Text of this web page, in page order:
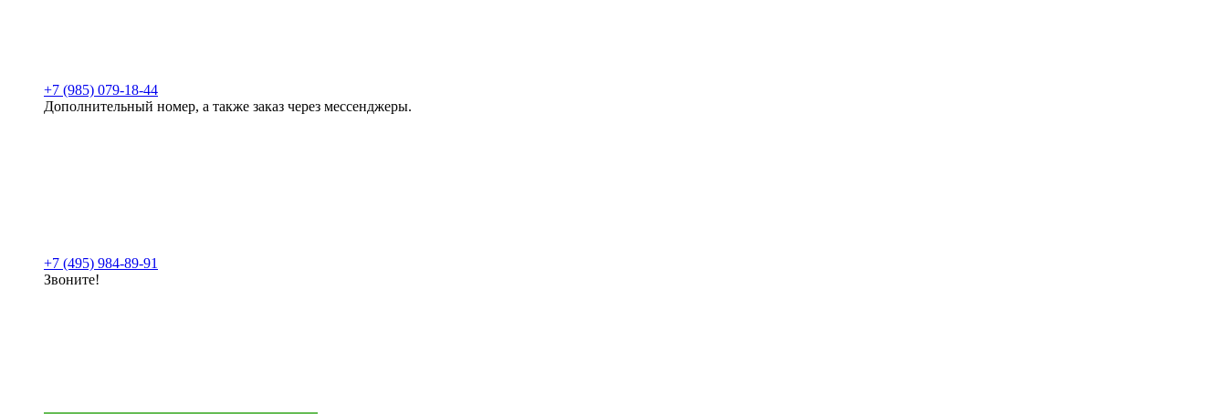
+7 (985) 079-18-44
Дополнительный номер, а также заказ через мессенджеры.
+7 (495) 984-89-91
Звоните!